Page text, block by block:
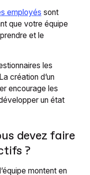
employés sont
que votre équipe
et le
les
création d’un
encourage les
un état
devez faire
?
montent en